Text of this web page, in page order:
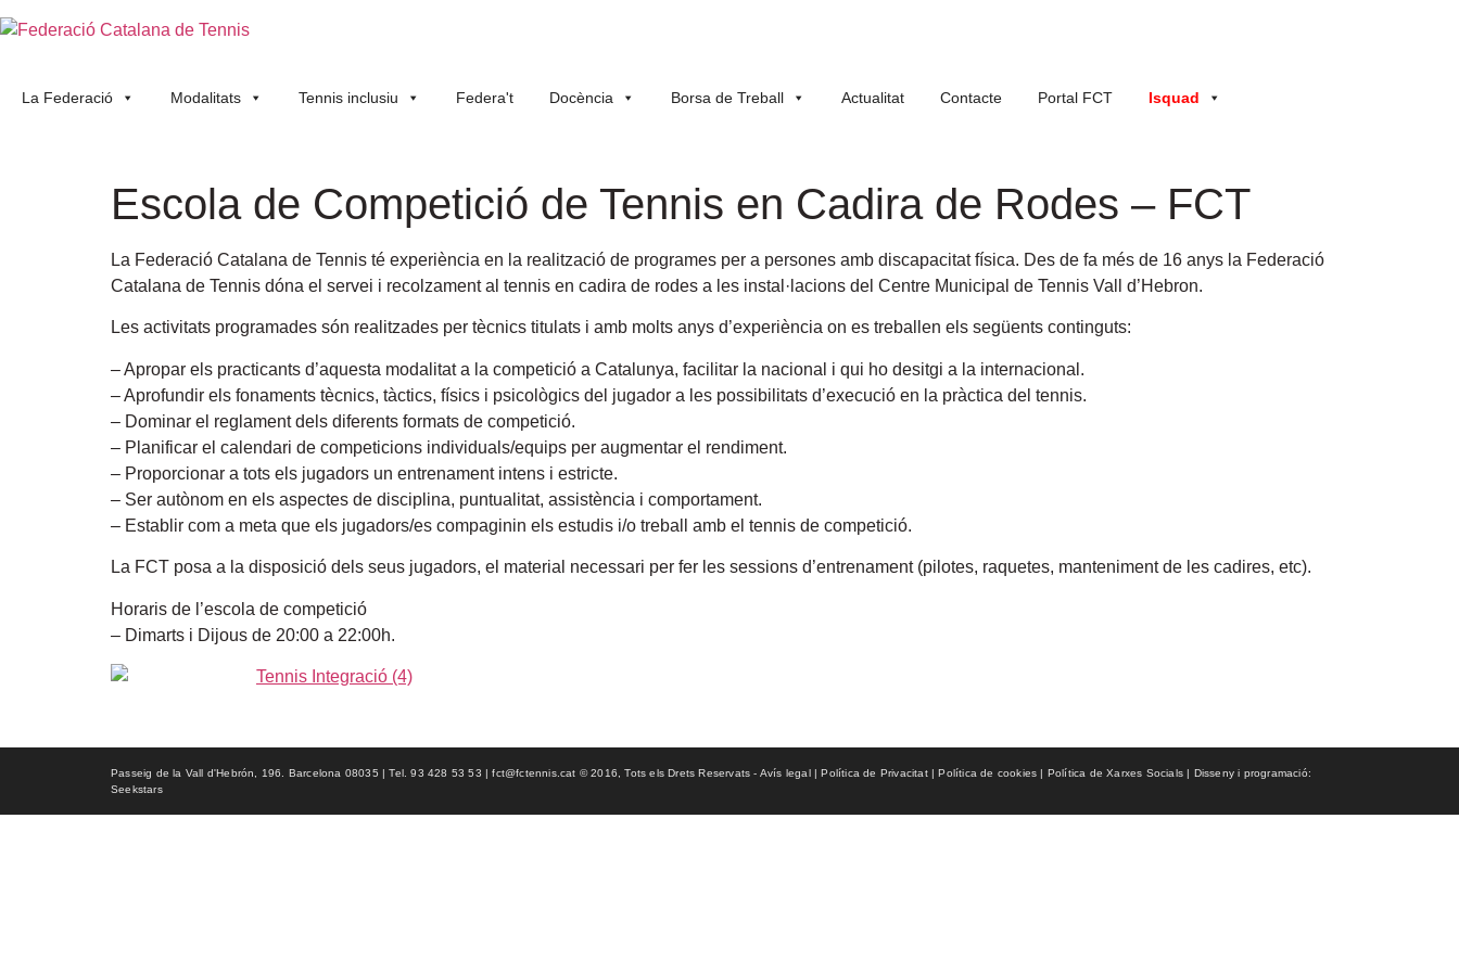
La Federació Modalitats Tennis inclusiu Federa't Docència Borsa de Treball Actualitat Contacte Portal FCT Isquad
Escola de Competició de Tennis en Cadira de Rodes – FCT
La Federació Catalana de Tennis té experiència en la realització de programes per a persones amb discapacitat física. Des de fa més de 16 anys la Federació
Catalana de Tennis dóna el servei i recolzament al tennis en cadira de rodes a les instal·lacions del Centre Municipal de Tennis Vall d’Hebron.
Les activitats programades són realitzades per tècnics titulats i amb molts anys d’experiència on es treballen els següents continguts:
– Apropar els practicants d’aquesta modalitat a la competició a Catalunya, facilitar la nacional i qui ho desitgi a la internacional.
– Aprofundir els fonaments tècnics, tàctics, físics i psicològics del jugador a les possibilitats d’execució en la pràctica del tennis.
– Dominar el reglament dels diferents formats de competició.
– Planificar el calendari de competicions individuals/equips per augmentar el rendiment.
– Proporcionar a tots els jugadors un entrenament intens i estricte.
– Ser autònom en els aspectes de disciplina, puntualitat, assistència i comportament.
– Establir com a meta que els jugadors/es compaginin els estudis i/o treball amb el tennis de competició.
La FCT posa a la disposició dels seus jugadors, el material necessari per fer les sessions d’entrenament (pilotes, raquetes, manteniment de les cadires, etc).
Horaris de l’escola de competició
– Dimarts i Dijous de 20:00 a 22:00h.
Passeig de la Vall d'Hebrón, 196. Barcelona 08035 | Tel. 93 428 53 53 | fct@fctennis.cat © 2016, Tots els Drets Reservats - Avís legal | Política de Privacitat | Política de cookies | Política de Xarxes Socials | Disseny i programació:
Seekstars